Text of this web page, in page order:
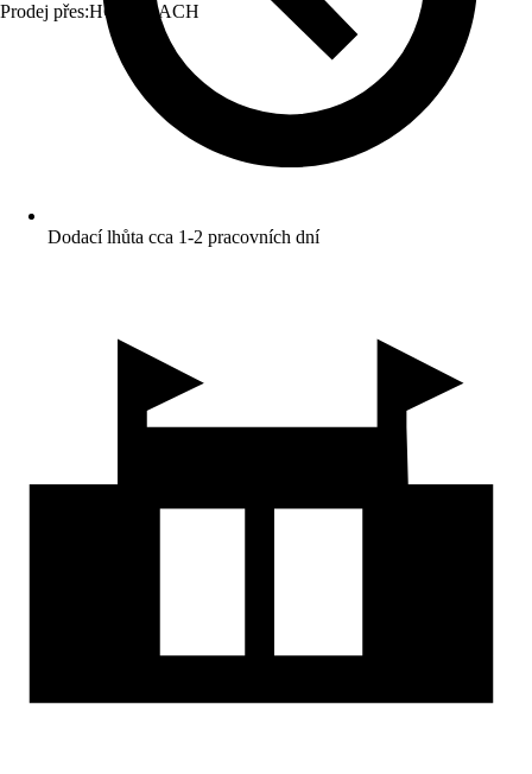
Prodej přes:HORNBACH
Dodací lhůta cca 1-2 pracovních dní